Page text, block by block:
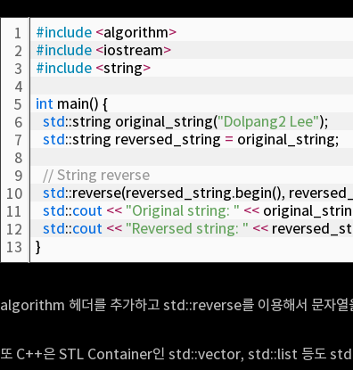
1
2
3
4
5
6
7
8
9
10
11
12
13
#include <algorithm>
#include <iostream>
#include <string>
int main() {
std::string original_string("Dolpang2 Lee");
std::string reversed_string = original_string;
// String reverse
std::reverse(reversed_string.begin(),
std::cout << "Original string: " <<
std::cout << "Reversed string: " <<
}
algorithm 헤더를 추가하고 std::reverse를 이용해서 문자열
또 C++은 STL Container인 std::vector, std::list 등도